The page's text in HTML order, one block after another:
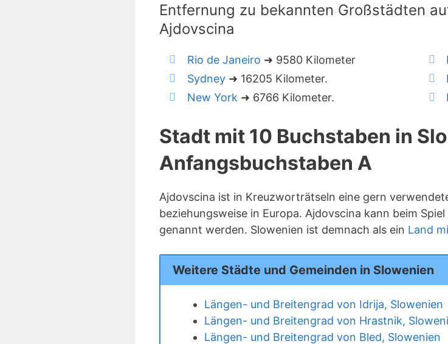
Entfernung zu bekannten Großstädten
Ajdovscina
Rio de Janeiro ➜ 9580 Kilometer
Sydney ➜ 16205 Kilometer.
New York ➜ 6766 Kilometer.
Stadt mit 10 Buchstaben in
Anfangsbuchstaben A
Ajdovscina ist in Kreuzworträtseln eine gern
beziehungsweise in Europa. Ajdovscina kann beim
genannt werden. Slowenien ist demnach als ein Land
Weitere Städte und Gemeinden in Slowenien
Längen- und Breitengrad von Idrija, Slowenien
Längen- und Breitengrad von Hrastnik,
Längen- und Breitengrad von Bled, Slowenien